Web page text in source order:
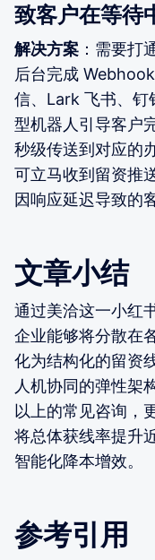
致客户在等待
解决方案 ：需要打
后台完成
信、Lark 飞书、钉
型机器人引导客户
秒级传送到对应的
可立马收到留资推
因响应延迟导致的
文章小结
通过美洽这一小红
企业能够将分散在
化为结构化的留资
人机协同的弹性架
以上的常见咨询，
将总体获线率提升
智能化降本增效。
参考引用